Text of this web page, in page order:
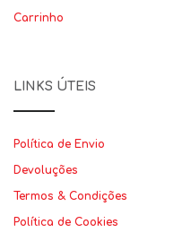
Carrinho
LINKS ÚTEIS
Política de Envio
Devoluções
Termos & Condições
Política de Cookies